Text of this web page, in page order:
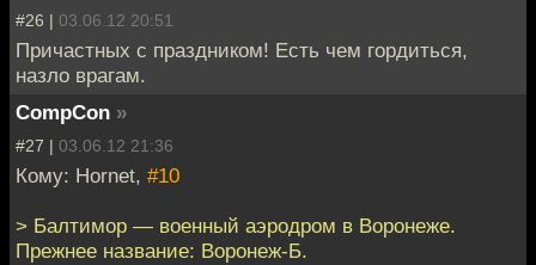
#26 | 03.06.12 20:51
Причастных с праздником! Есть чем гордиться,
назло врагам.
CompCon »
#27 | 03.06.12 21:36
Кому: Hornet, #10
> Балтимор — военный аэродром в Воронеже.
Прежнее название: Воронеж-Б.